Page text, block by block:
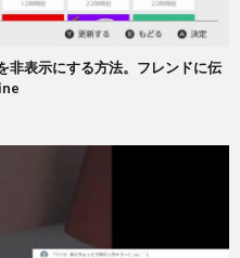
表示にする方法。フレンドに伝